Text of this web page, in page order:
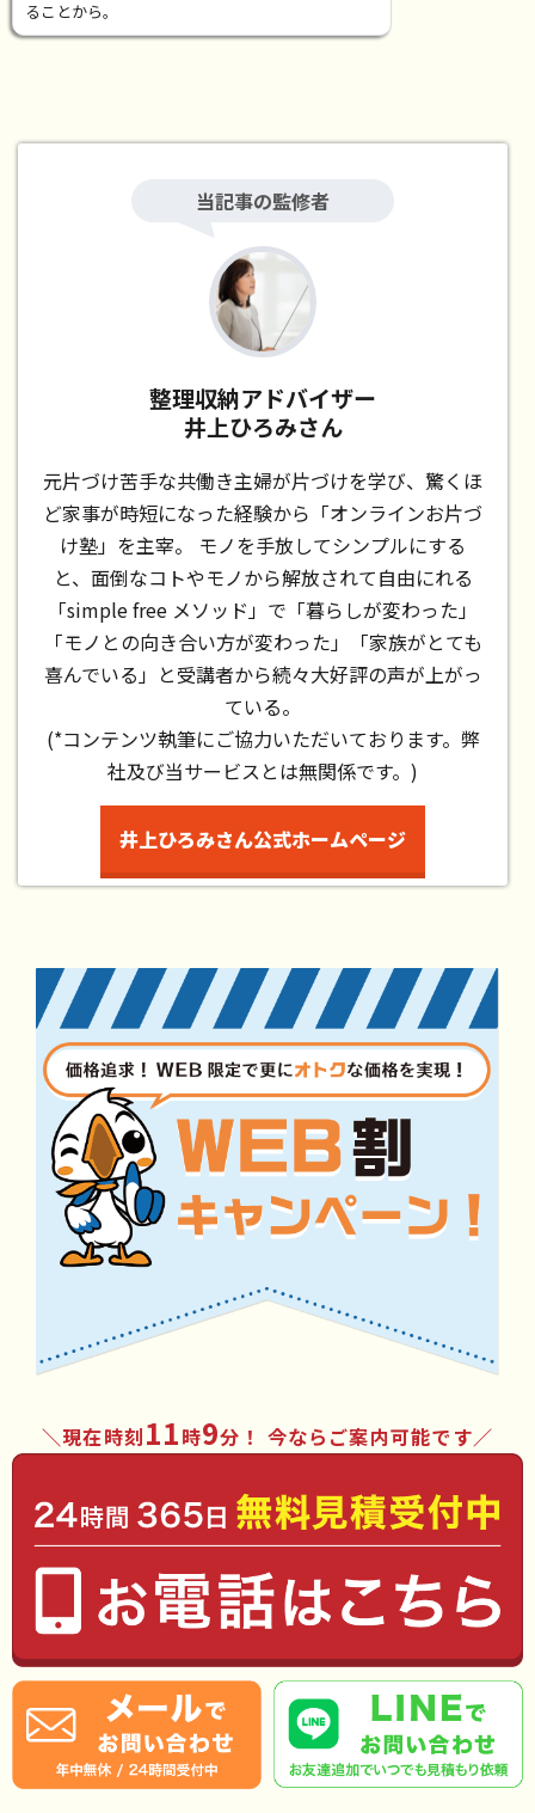
ることから。
当記事の監修者
整理収納アドバイザー
井上ひろみさん
元片づけ苦手な共働き主婦が片づけを学び、驚くほ
ど家事が時短になった経験から「オンラインお片づ
け塾」を主宰。 モノを手放してシンプルにする
と、面倒なコトやモノから解放されて自由にれる
「simple free メソッド」で「暮らしが変わった」
「モノとの向き合い方が変わった」「家族がとても
喜んでいる」と受講者から続々大好評の声が上がっ
ている。
(*コンテンツ執筆にご協力いただいております。弊
社及び当サービスとは無関係です。)
井上ひろみさん公式ホームページ
現在時刻11時9分 ！ 今ならご案内可能です